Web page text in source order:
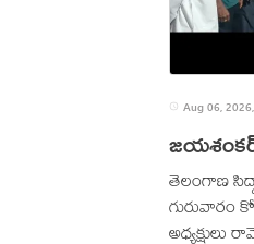
Aug 06,
తెలంగాణ